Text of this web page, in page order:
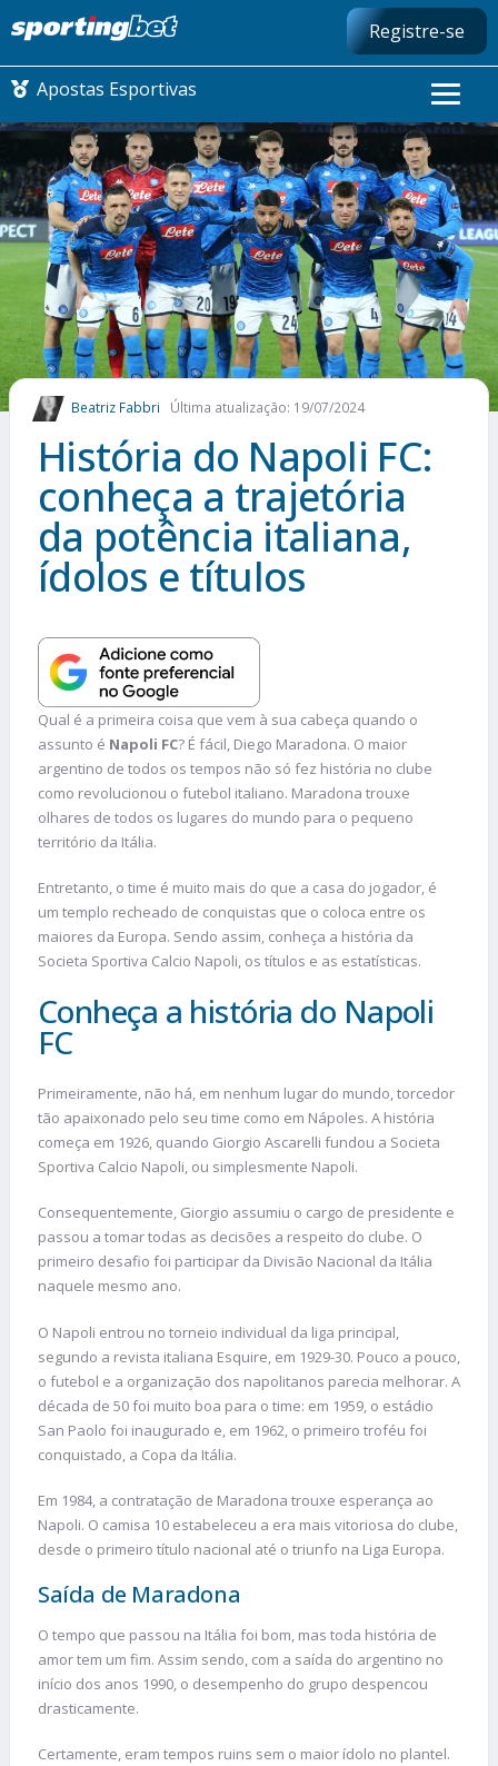
Registre-se
Apostas Esportivas
CONMEBOL LIBERTADORES
FUTEBOL NACIONAL
FUTEBOL INTERNACIONAL
COMO APOSTAR
MAIS ESPORTES
Beatriz Fabbri Última atualização: 19/07/2024
História do Napoli FC:
conheça a trajetória
da potência italiana,
ídolos e títulos
Qual é a primeira coisa que vem à sua cabeça quando o
assunto é Napoli FC? É fácil, Diego Maradona. O maior
argentino de todos os tempos não só fez história no clube
como revolucionou o futebol italiano. Maradona trouxe
olhares de todos os lugares do mundo para o pequeno
território da Itália.
Entretanto, o time é muito mais do que a casa do jogador, é
um templo recheado de conquistas que o coloca entre os
maiores da Europa. Sendo assim, conheça a história da
Societa Sportiva Calcio Napoli, os títulos e as estatísticas.
Conheça a história do Napoli
FC
Primeiramente, não há, em nenhum lugar do mundo, torcedor
tão apaixonado pelo seu time como em Nápoles. A história
começa em 1926, quando Giorgio Ascarelli fundou a Societa
Sportiva Calcio Napoli, ou simplesmente Napoli.
Consequentemente, Giorgio assumiu o cargo de presidente e
passou a tomar todas as decisões a respeito do clube. O
primeiro desafio foi participar da Divisão Nacional da Itália
naquele mesmo ano.
O Napoli entrou no torneio individual da liga principal,
segundo a revista italiana Esquire, em 1929-30. Pouco a pouco,
o futebol e a organização dos napolitanos parecia melhorar. A
década de 50 foi muito boa para o time: em 1959, o estádio
San Paolo foi inaugurado e, em 1962, o primeiro troféu foi
conquistado, a Copa da Itália.
Em 1984, a contratação de Maradona trouxe esperança ao
Napoli. O camisa 10 estabeleceu a era mais vitoriosa do clube,
desde o primeiro título nacional até o triunfo na Liga Europa.
Saída de Maradona
O tempo que passou na Itália foi bom, mas toda história de
amor tem um fim. Assim sendo, com a saída do argentino no
início dos anos 1990, o desempenho do grupo despencou
drasticamente.
Certamente, eram tempos ruins sem o maior ídolo no plantel.